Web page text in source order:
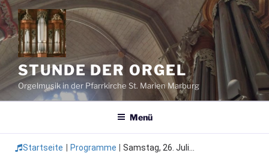
Zum
Inhalt
springen
STUNDE DER ORGEL
Orgelmusik in der Pfarrkirche St. Marien Marburg
Menü
Startseite Programme Samstag, 26. Juli...